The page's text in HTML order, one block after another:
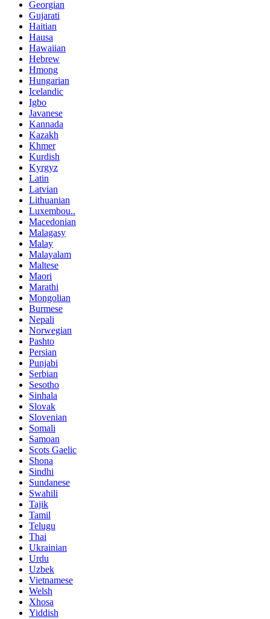
Georgian
Gujarati
Haitian
Hausa
Hawaiian
Hebrew
Hmong
Hungarian
Icelandic
Igbo
Javanese
Kannada
Kazakh
Khmer
Kurdish
Kyrgyz
Latin
Latvian
Lithuanian
Luxembou..
Macedonian
Malagasy
Malay
Malayalam
Maltese
Maori
Marathi
Mongolian
Burmese
Nepali
Norwegian
Pashto
Persian
Punjabi
Serbian
Sesotho
Sinhala
Slovak
Slovenian
Somali
Samoan
Scots Gaelic
Shona
Sindhi
Sundanese
Swahili
Tajik
Tamil
Telugu
Thai
Ukrainian
Urdu
Uzbek
Vietnamese
Welsh
Xhosa
Yiddish